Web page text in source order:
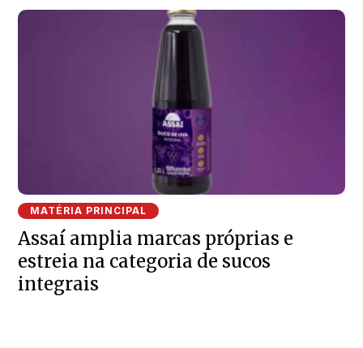
MATÉRIA PRINCIPAL
Assaí amplia marcas próprias e
estreia na categoria de sucos
integrais